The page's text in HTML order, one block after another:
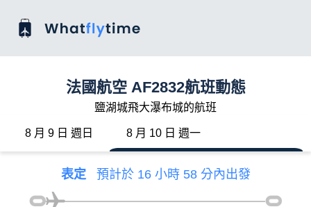
法國航空 AF2832航班動態
鹽湖城飛大瀑布城的航班
8 月 9 日 週日 8 月 10 日 週一
表定 預計於 16 小時 58 分內出發